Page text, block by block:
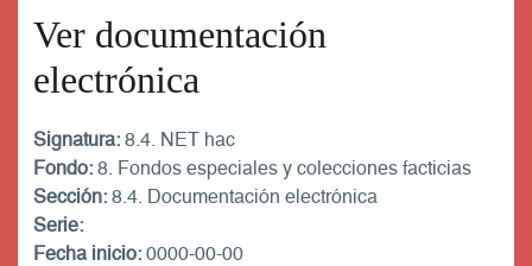
Ver documentación
electrónica
Signatura:8.4. NET hac
Fondo:8. Fondos especiales y colecciones facticias
Sección:8.4. Documentación electrónica
Serie:
Fecha inicio:0000-00-00